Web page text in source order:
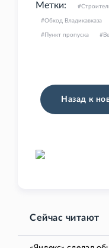
Метки:
Обход Владикавказа
Пункт пропуска
Назад к
Сейчас читают